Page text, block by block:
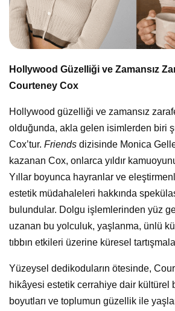
Hollywood Güzelliği ve Zamansız
Courteney Cox
Hollywood güzelliği ve zamansız
olduğunda, akla gelen isimlerden biri
Cox’tur. Friends dizisinde Monica
kazanan Cox, onlarca yıldır
Yıllar boyunca hayranlar ve
estetik müdahaleleri hakkında
bulundular. Dolgu işlemlerinden yüz
uzanan bu yolculuk, yaşlanma, ünlü
tıbbın etkileri üzerine küresel
Yüzeysel dedikoduların ötesinde,
hikâyesi estetik cerrahiye dair kültürel
boyutları ve toplumun güzellik ile